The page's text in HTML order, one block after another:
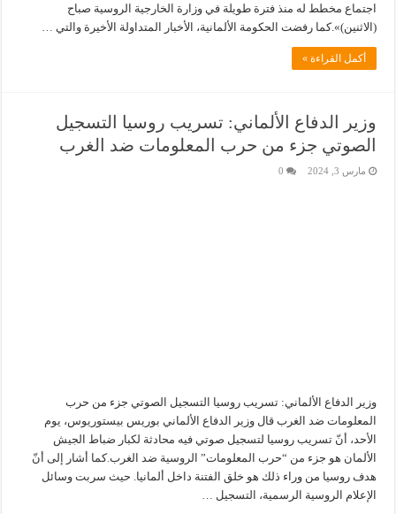
اجتماع مخطط له منذ فترة طويلة في وزارة الخارجية الروسية صباح
(الاثنين)».كما رفضت الحكومة الألمانية، الأخبار المتداولة الأخيرة والتي …
أكمل القراءة »
وزير الدفاع الألماني: تسريب روسيا التسجيل
الصوتي جزء من حرب المعلومات ضد الغرب
مارس 3, 2024 0
وزير الدفاع الألماني: تسريب روسيا التسجيل الصوتي جزء من حرب
المعلومات ضد الغرب قال وزير الدفاع الألماني بوريس بيستوريوس، يوم
الأحد، أنّ تسريب روسيا لتسجيل صوتي فيه محادثة لكبار ضباط الجيش
الألمان هو جزء من “حرب المعلومات” الروسية ضد الغرب.كما أشار إلى أنّ
هدف روسيا من وراء ذلك هو خلق الفتنة داخل ألمانيا. حيث سربت وسائل
الإعلام الروسية الرسمية، التسجيل …